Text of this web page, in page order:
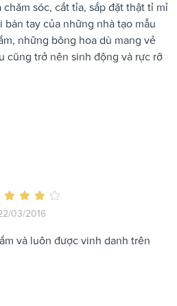
chăm sóc, cắt tỉa, sắp đặt thật tỉ mỉ
tay của những nhà tạo mẫu
những bông hoa dù mang vẻ
cũng trở nên sinh động và rực rỡ
03/2016
và luôn được vinh danh trên